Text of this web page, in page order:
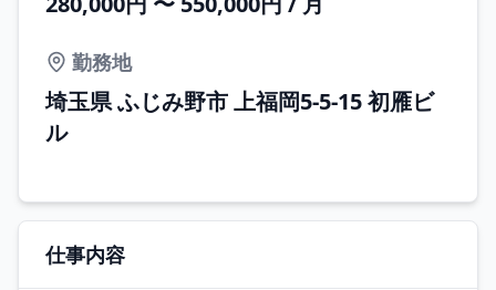
勤務地
埼玉県 ふじみ野市 上福岡5-5-15 初雁ビ
ル
仕事内容